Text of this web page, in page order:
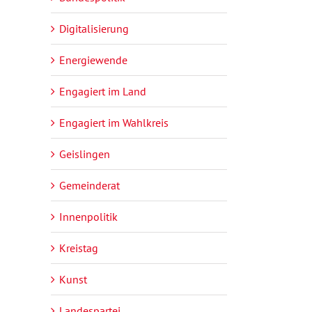
Digitalisierung
Energiewende
Engagiert im Land
Engagiert im Wahlkreis
Geislingen
Gemeinderat
Innenpolitik
Kreistag
Kunst